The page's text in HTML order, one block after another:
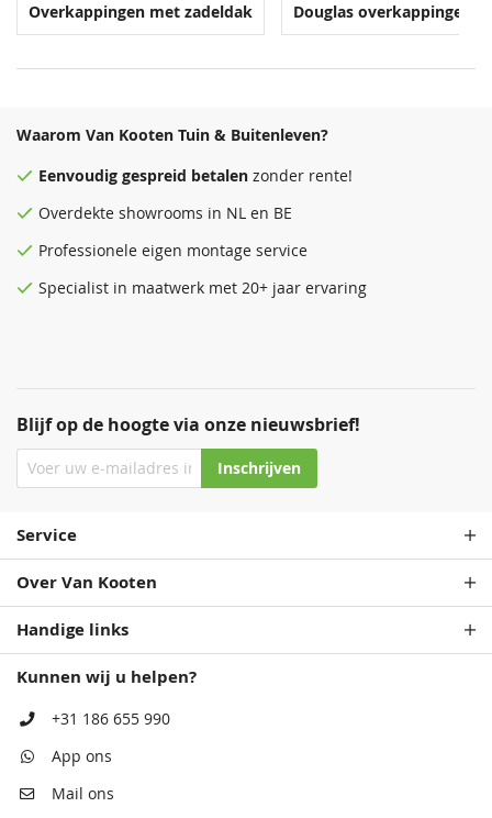
Overkappingen met zadeldak Douglas overkappingen
Blijf op de hoogte via onze nieuwsbrief!
Inschrijven
Waarom Van Kooten Tuin & Buitenleven?
Eenvoudig gespreid betalen zonder rente!
Overdekte showrooms in NL en BE
Professionele eigen montage service
Specialist in maatwerk met 20+ jaar ervaring
Service
Over Van Kooten
Handige links
Kunnen wij u helpen?
+31 186 655 990
App ons
Mail ons